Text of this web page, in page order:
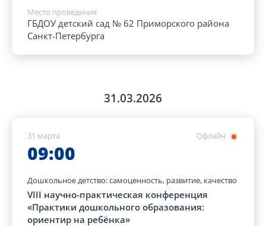
Место проведения
ГБДОУ детский сад № 62 Приморского района
Санкт-Петербурга
31.03.2026
Офлайн
31 марта
09:00
Дошкольное детство: самоценность, развитие, качество
VIII научно-практическая конференция
«Практики дошкольного образования:
ориентир на ребёнка»